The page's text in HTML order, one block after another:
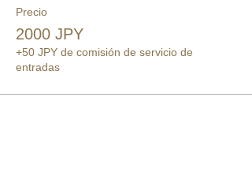
Precio
2000 JPY
+50 JPY de comisión de servicio de
entradas